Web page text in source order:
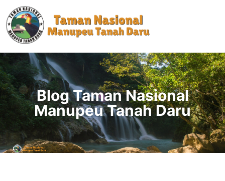
Blog Taman Nasional
Manupeu Tanah Daru